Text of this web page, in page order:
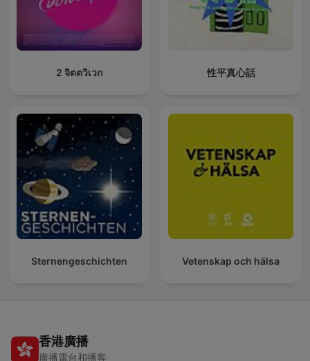
2 จิตตวิเวก 性平真心話
Sternengeschichten Vetenskap och hälsa
香港廣播
廣播電台和播客